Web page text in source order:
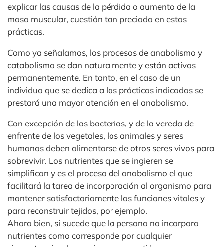
explicar las causas de la pérdida o aumento de la
masa muscular, cuestión tan preciada en estas
prácticas.
Como ya señalamos, los procesos de anabolismo y
catabolismo se dan naturalmente y están activos
permanentemente. En tanto, en el caso de un
individuo que se dedica a las prácticas indicadas se
prestará una mayor atención en el anabolismo.
Con excepción de las bacterias, y de la vereda de
enfrente de los vegetales, los animales y seres
humanos deben alimentarse de otros seres vivos para
sobrevivir. Los nutrientes que se ingieren se
simplifican y es el proceso del anabolismo el que
facilitará la tarea de incorporación al organismo para
mantener satisfactoriamente las funciones vitales y
para reconstruir tejidos, por ejemplo.
Ahora bien, si sucede que la persona no incorpora
nutrientes como corresponde por cualquier